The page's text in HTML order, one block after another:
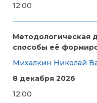
12:00
Методологическая
способы её
Михалкин Николай
8 декабря 2026
12:00